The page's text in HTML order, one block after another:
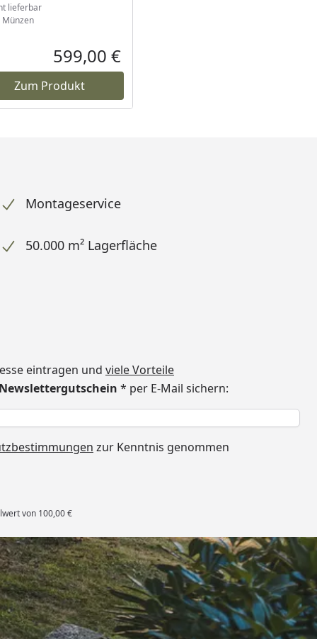
lieferbar
Münzen
Aktueller Preis
599,00 €
Zum Produkt
Montageservice
50.000 m² Lagerfläche
eintragen und viele Vorteile
* per E-Mail sichern:
zur Kenntnis genommen
von 100,00 €